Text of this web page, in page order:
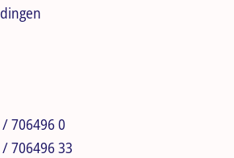
706496 0
706496 33